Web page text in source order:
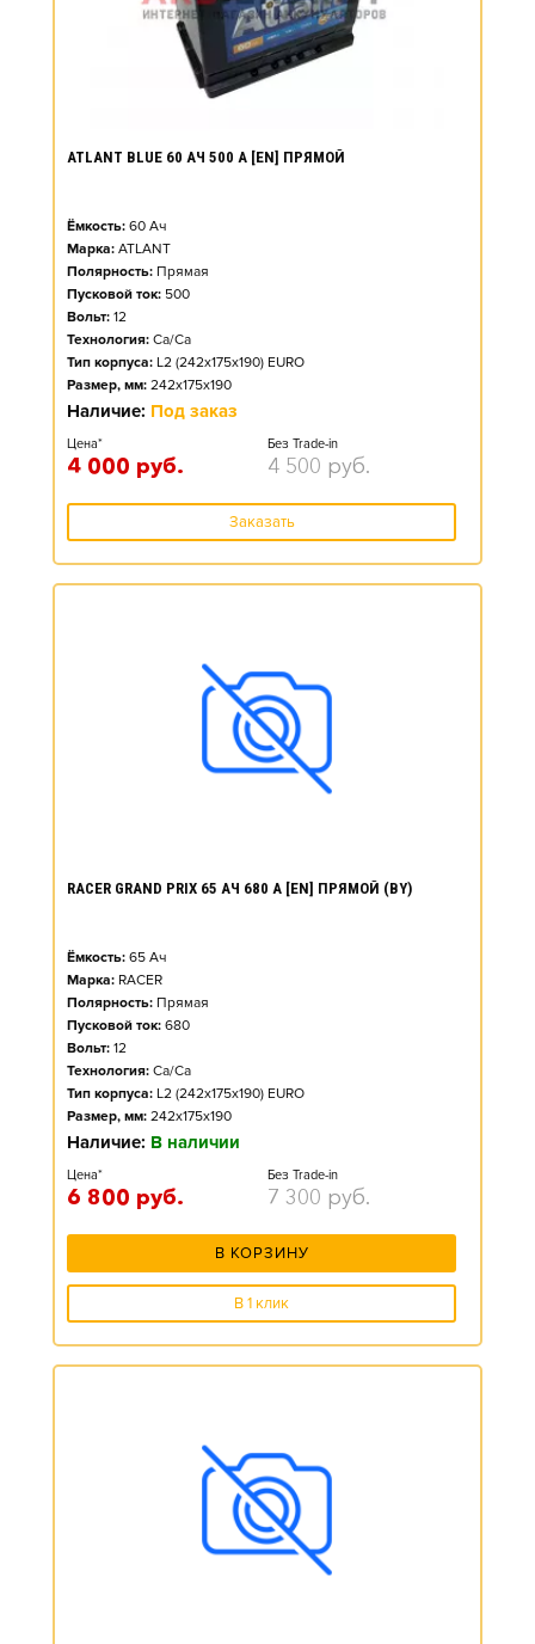
ATLANT BLUE 60 АЧ 500 А [EN] ПРЯМОЙ
Ёмкость: 60 Ач
Марка: ATLANT
Полярность: Прямая
Пусковой ток: 500
Вольт: 12
Технология: Ca/Ca
Тип корпуса: L2 (242x175x190) EURO
Размер, мм: 242x175x190
Наличие: Под заказ
Цена*
4 000 руб.
Без Trade-in
4 500 руб.
Заказать
RACER GRAND PRIX 65 АЧ 680 А [EN] ПРЯМОЙ (BY)
Ёмкость: 65 Ач
Марка: RACER
Полярность: Прямая
Пусковой ток: 680
Вольт: 12
Технология: Ca/Ca
Тип корпуса: L2 (242x175x190) EURO
Размер, мм: 242x175x190
Наличие: В наличии
Цена*
6 800 руб.
Без Trade-in
7 300 руб.
В КОРЗИНУ
В 1 клик